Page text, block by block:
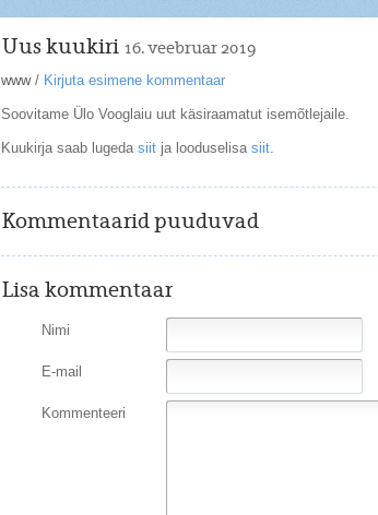
Uus kuukiri 16. veebruar 2019
www/ Kirjuta esimene kommentaar
Soovitame Ülo Vooglaiu uut käsiraamatut isemõtlejaile.
Kuukirja saab lugeda siitja looduselisa siit.
Kommentaarid puuduvad
Lisa kommentaar
Nimi
E-mail
Kommenteeri